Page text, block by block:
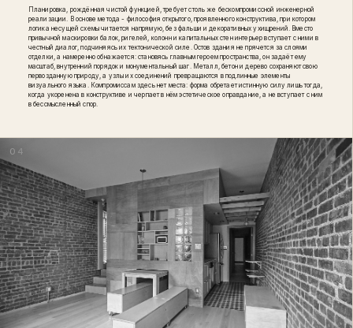
Планировка, рождённая чистой функцией, требует столь же бескомпромиссной инженерной
реализации. В основе метода - философия открытого, проявленного конструктива, при котором
логика несущей схемы читается напрямую, без фальши и декоративных ухищрений. Вместо
привычной маскировки балок, ригелей, колонн и капитальных стен интерьер вступает с ними в
честный диалог, подчиняясь их тектонической силе. Остов здания не прячется за слоями
отделки, а намеренно обнажается: становясь главным героем пространства, он задаёт ему
масштаб, внутренний порядок и монументальный шаг. Металл, бетон и дерево сохраняют свою
первозданную природу, а узлы их соединений превращаются в подлинные элементы
визуального языка. Компромиссам здесь нет места: форма обретает истинную силу лишь тогда,
когда укоренена в конструктиве и черпает в нём эстетическое оправдание, а не вступает с ним
в бессмысленный спор.
04